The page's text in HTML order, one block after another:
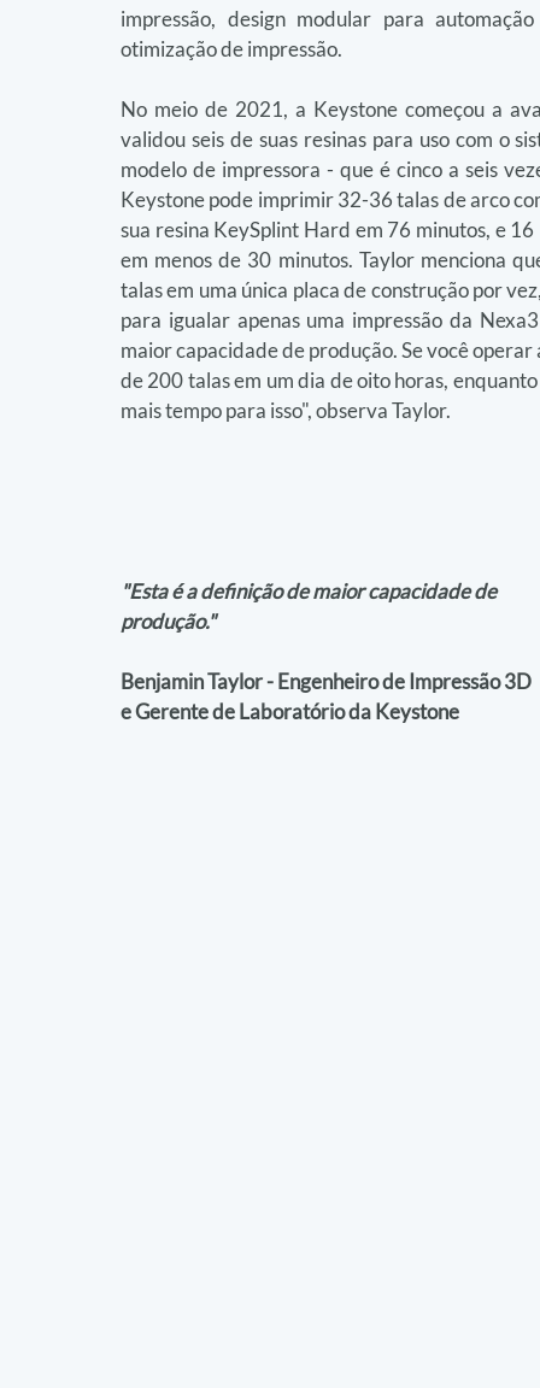
impressão, design modular para
otimização de impressão.
No meio de 2021, a Keystone começou a
validou seis de suas resinas para uso com o
modelo de impressora - que é cinco a seis
Keystone pode imprimir 32-36 talas de arco
sua resina KeySplint Hard em 76 minutos, e
em menos de 30 minutos. Taylor menciona
talas em uma única placa de construção por
para igualar apenas uma impressão da
maior capacidade de produção. Se você
de 200 talas em um dia de oito horas,
mais tempo para isso", observa Taylor.
"Esta é a definição de maior capacidade de
produção."
Benjamin Taylor - Engenheiro de Impressão 3D
e Gerente de Laboratório da Keystone